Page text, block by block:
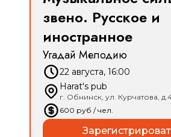
звено. Русское и
иностранное
Угадай Мелодию
22 августа, 16:00
Harat's pub
г. Обнинск, ул. Курчатова,
600 руб / чел.